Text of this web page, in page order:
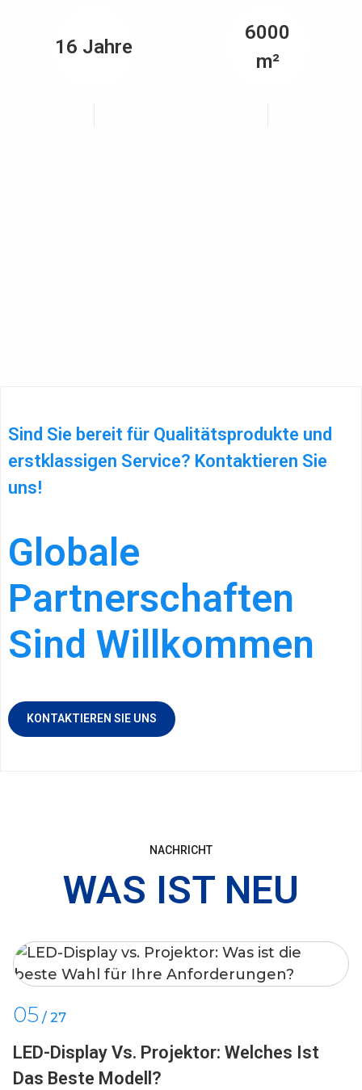
16 Jahre
6000
m²
Sind Sie bereit für Qualitätsprodukte und
erstklassigen Service? Kontaktieren Sie
uns!
Globale
Partnerschaften
Sind Willkommen
KONTAKTIEREN SIE UNS
NACHRICHT
WAS IST NEU
05 / 27
LED-Display Vs. Projektor: Welches Ist
Das Beste Modell?